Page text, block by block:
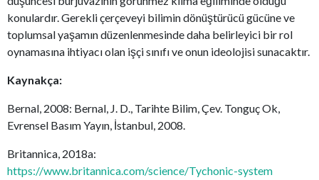
konulardır. Gerekli çerçeveyi bilimin dönüştürücü gücüne ve
toplumsal yaşamın düzenlenmesinde daha belirleyici bir rol
oynamasına ihtiyacı olan işçi sınıfı ve onun ideolojisi sunacaktır.
Kaynakça:
Bernal, 2008: Bernal, J. D., Tarihte Bilim, Çev. Tonguç Ok,
Evrensel Basım Yayın, İstanbul, 2008.
Britannica, 2018a:
https://www.britannica.com/science/Tychonic-system